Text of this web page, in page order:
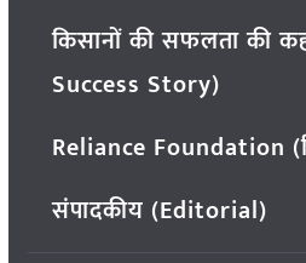
किसानों की सफलता की
Success Story)
Reliance Foundation
संपादकीय (Editorial)